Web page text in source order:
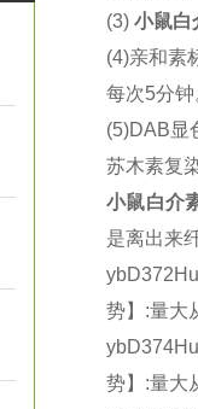
(3) 小鼠白
(4)亲和素
每次5分钟
(5)DAB显
苏木素复
小鼠白介
是离出来
势】:量大
势】:量大